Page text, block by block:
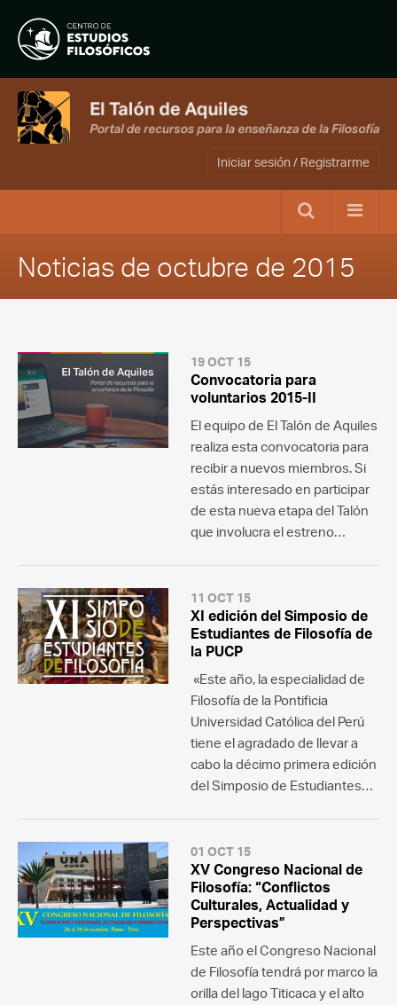
Iniciar sesión / Registrarme
Noticias de octubre de 2015
19 OCT 15
Convocatoria para
voluntarios 2015-II
El equipo de El Talón de Aquiles
realiza esta convocatoria para
recibir a nuevos miembros. Si
estás interesado en participar
de esta nueva etapa del Talón
que involucra el estreno…
11 OCT 15
XI edición del Simposio de
Estudiantes de Filosofía de
la PUCP
«Este año, la especialidad de
Filosofía de la Pontificia
Universidad Católica del Perú
tiene el agradado de llevar a
cabo la décimo primera edición
del Simposio de Estudiantes…
01 OCT 15
XV Congreso Nacional de
Filosofía: “Conflictos
Culturales, Actualidad y
Perspectivas”
Este año el Congreso Nacional
de Filosofía tendrá por marco la
orilla del lago Titicaca y el alto